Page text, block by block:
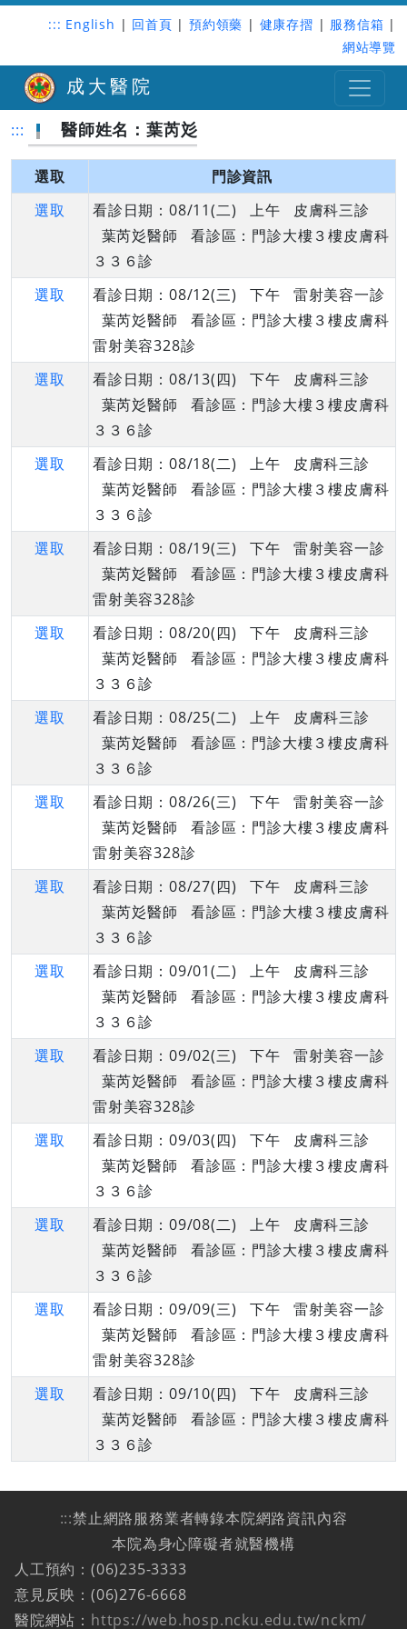
::: English | 回首頁 | 預約領藥 | 健康存摺 | 服務信箱 |
網站導覽
成大醫院
::: 醫師姓名：葉芮彣
選取
門診資訊
選取
看診日期：08/11(二) 上午 皮膚科三診
葉芮彣醫師 看診區：門診大樓３樓皮膚科
３３６診
選取
看診日期：08/12(三) 下午 雷射美容一診
葉芮彣醫師 看診區：門診大樓３樓皮膚科
雷射美容328診
選取
看診日期：08/13(四) 下午 皮膚科三診
葉芮彣醫師 看診區：門診大樓３樓皮膚科
３３６診
選取
看診日期：08/18(二) 上午 皮膚科三診
葉芮彣醫師 看診區：門診大樓３樓皮膚科
３３６診
選取
看診日期：08/19(三) 下午 雷射美容一診
葉芮彣醫師 看診區：門診大樓３樓皮膚科
雷射美容328診
選取
看診日期：08/20(四) 下午 皮膚科三診
葉芮彣醫師 看診區：門診大樓３樓皮膚科
３３６診
選取
看診日期：08/25(二) 上午 皮膚科三診
葉芮彣醫師 看診區：門診大樓３樓皮膚科
３３６診
選取
看診日期：08/26(三) 下午 雷射美容一診
葉芮彣醫師 看診區：門診大樓３樓皮膚科
雷射美容328診
選取
看診日期：08/27(四) 下午 皮膚科三診
葉芮彣醫師 看診區：門診大樓３樓皮膚科
３３６診
選取
看診日期：09/01(二) 上午 皮膚科三診
葉芮彣醫師 看診區：門診大樓３樓皮膚科
３３６診
選取
看診日期：09/02(三) 下午 雷射美容一診
葉芮彣醫師 看診區：門診大樓３樓皮膚科
雷射美容328診
選取
看診日期：09/03(四) 下午 皮膚科三診
葉芮彣醫師 看診區：門診大樓３樓皮膚科
３３６診
選取
看診日期：09/08(二) 上午 皮膚科三診
葉芮彣醫師 看診區：門診大樓３樓皮膚科
３３６診
選取
看診日期：09/09(三) 下午 雷射美容一診
葉芮彣醫師 看診區：門診大樓３樓皮膚科
雷射美容328診
選取
看診日期：09/10(四) 下午 皮膚科三診
葉芮彣醫師 看診區：門診大樓３樓皮膚科
３３６診
:::禁止網路服務業者轉錄本院網路資訊內容
本院為身心障礙者就醫機構
人工預約：(06)235-3333
意見反映：(06)276-6668
醫院網站： https://web.hosp.ncku.edu.tw/nckm/